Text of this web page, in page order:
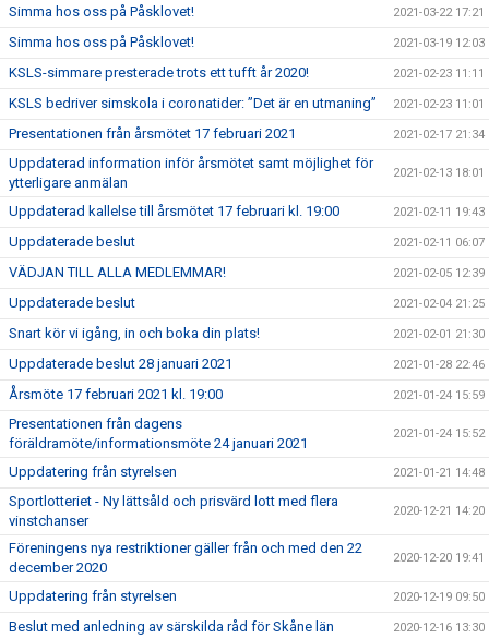
Simma hos oss på Påsklovet! 2021-03-22 17:21
Simma hos oss på Påsklovet! 2021-03-19 12:03
KSLS-simmare presterade trots ett tufft år 2020! 2021-02-23 11:11
KSLS bedriver simskola i coronatider: ”Det är en utmaning” 2021-02-23 11:01
Presentationen från årsmötet 17 februari 2021 2021-02-17 21:34
Uppdaterad information inför årsmötet samt möjlighet för
ytterligare anmälan
2021-02-13 18:01
Uppdaterad kallelse till årsmötet 17 februari kl. 19:00 2021-02-11 19:43
Uppdaterade beslut 2021-02-11 06:07
VÄDJAN TILL ALLA MEDLEMMAR! 2021-02-05 12:39
Uppdaterade beslut 2021-02-04 21:25
Snart kör vi igång, in och boka din plats! 2021-02-01 21:30
Uppdaterade beslut 28 januari 2021 2021-01-28 22:46
Årsmöte 17 februari 2021 kl. 19:00 2021-01-24 15:59
Presentationen från dagens
föräldramöte/informationsmöte 24 januari 2021
2021-01-24 15:52
Uppdatering från styrelsen 2021-01-21 14:48
Sportlotteriet - Ny lättsåld och prisvärd lott med flera
vinstchanser
2020-12-21 14:20
Föreningens nya restriktioner gäller från och med den 22
december 2020
2020-12-20 19:41
Uppdatering från styrelsen 2020-12-19 09:50
Beslut med anledning av särskilda råd för Skåne län 2020-12-16 13:30